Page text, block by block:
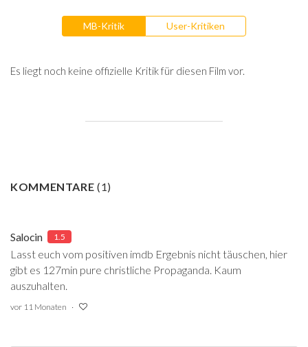
MB-Kritik User-Kritiken
Es liegt noch keine offizielle Kritik für diesen Film vor.
KOMMENTARE(1)
Salocin 1.5
Lasst euch vom positiven imdb Ergebnis nicht täuschen, hier
gibt es 127min pure christliche Propaganda. Kaum
auszuhalten.
vor 11 Monaten